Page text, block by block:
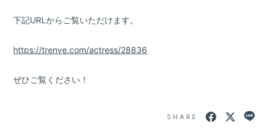
下記URLからご覧いただけます。
https://trenve.com/actress/28836
ぜひご覧ください！
SHARE